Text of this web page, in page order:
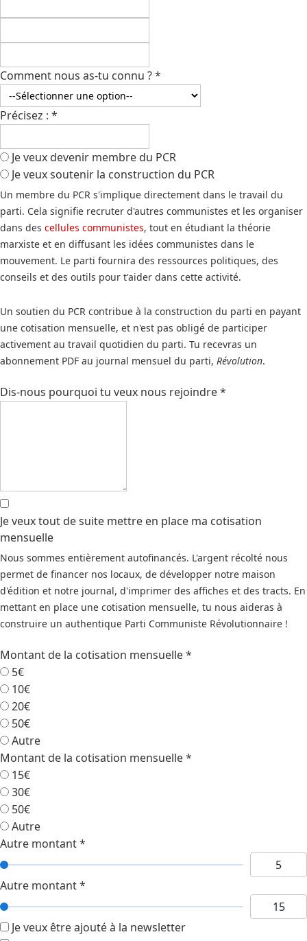
Comment nous as-tu connu ?*
Précisez : *
Je veux devenir membre du PCR
Je veux soutenir la construction du PCR
Un membre du PCR s'implique directement dans le travail du
parti. Cela signifie recruter d'autres communistes et les organiser
dans des cellules communistes, tout en étudiant la théorie
marxiste et en diffusant les idées communistes dans le
mouvement. Le parti fournira des ressources politiques, des
conseils et des outils pour t'aider dans cette activité.
Un soutien du PCR contribue à la construction du parti en payant
une cotisation mensuelle, et n'est pas obligé de participer
activement au travail quotidien du parti. Tu recevras un
abonnement PDF au journal mensuel du parti, Révolution.
Dis-nous pourquoi tu veux nous rejoindre*
Je veux tout de suite mettre en place ma cotisation
mensuelle
Nous sommes entièrement autofinancés. L'argent récolté nous
permet de financer nos locaux, de développer notre maison
d'édition et notre journal, d'imprimer des affiches et des tracts. En
mettant en place une cotisation mensuelle, tu nous aideras à
construire un authentique Parti Communiste Révolutionnaire !
Montant de la cotisation mensuelle*
5€
10€
20€
50€
Autre
Montant de la cotisation mensuelle*
15€
30€
50€
Autre
Autre montant*
Autre montant*
Je veux être ajouté à la newsletter